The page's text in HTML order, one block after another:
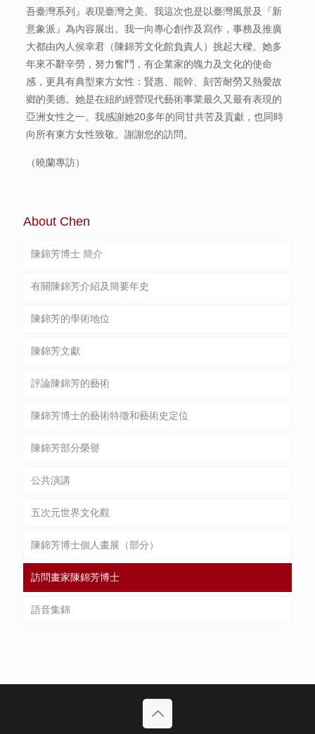
吾臺灣系列』表現臺灣之美。我這次也是以臺灣風景及『新
意象派』為內容展出。我一向專心創作及寫作，事務及推廣
大都由內人侯幸君（陳錦芳文化館負責人）挑起大樑。她多
年來不辭辛勞，努力奮鬥，有企業家的魄力及文化的使命
感，更具有典型東方女性：賢惠、能幹、刻苦耐勞又熱愛故
鄉的美德。她是在紐約經營現代藝術事業最久又最有表現的
亞洲女性之一。我感謝她20多年的同甘共苦及貢獻，也同時
向所有東方女性致敬。謝謝您的訪問。
（曉蘭專訪）
About Chen
陳錦芳博士 簡介
有關陳錦芳介紹及簡要年史
陳錦芳的學術地位
陳錦芳文獻
評論陳錦芳的藝術
陳錦芳博士的藝術特徵和藝術史定位
陳錦芳部分榮譽
公共演講
五次元世界文化觀
陳錦芳博士個人畫展（部分）
訪問畫家陳錦芳博士
語音集錦